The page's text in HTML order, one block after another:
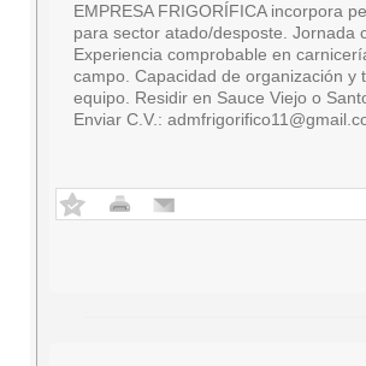
EMPRESA FRIGORÍFICA incorpora
para sector atado/desposte. Jornada
Experiencia comprobable en
campo. Capacidad de organización y
equipo. Residir en Sauce Viejo o
Enviar C.V.: